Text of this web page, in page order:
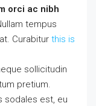
orci ac nibh
tempus
Curabitur this is
sollicitudin
pretium.
sodales est, eu